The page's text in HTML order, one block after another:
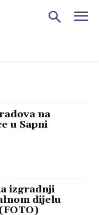
na
u Sapni
izgradnji
dijelu